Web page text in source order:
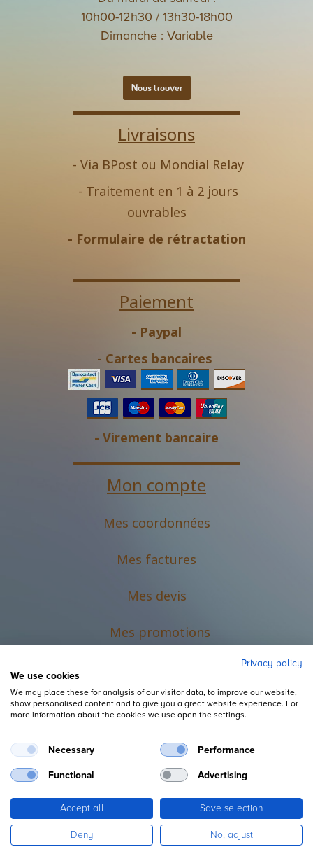
10h00-12h30 / 13h30-18h00
Dimanche : Variable
Nous trouver
Livraisons
- Via BPost ou Mondial Relay
- Traitement en 1 à 2 jours
ouvrables
- Formulaire de rétractation
Paiement
- Paypal
- Cartes bancaires
- Virement bancaire
Mon compte
Mes coordonnées
Mes factures
Mes devis
Mes promotions
Mentions légales
Copyright © L'Espace du Petit Futé
Fourni par
, le n°1Open Source eCommerce
Privacy policy
We use cookies
We may place these for analysis of our visitor data, to improve our website,
show personalised content and to give you a great website experience. For
more information about the cookies we use open the settings.
Necessary Performance
Functional Advertising
Accept all Save selection
Deny No, adjust